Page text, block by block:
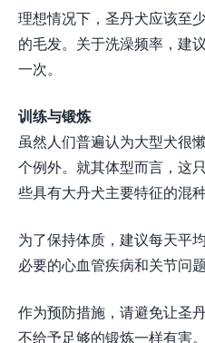
理想情况下，圣丹犬应该至
的毛发。关于洗澡频率，建
一次。
训练与锻炼
虽然人们普遍认为大型犬很
个例外。就其体型而言，这
些具有大丹犬主要特征的混种
为了保持体质，建议每天平
必要的心血管疾病和关节问题
作为预防措施，请避免让圣
不给予足够的锻炼一样有害。